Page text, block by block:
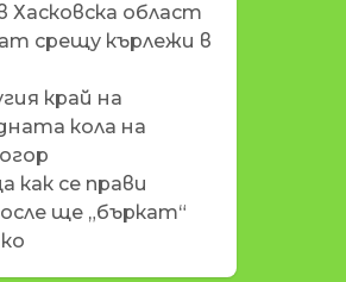
Хасковска област
срещу кърлежи в
край на
кола на
как се прави
ще „бъркат“